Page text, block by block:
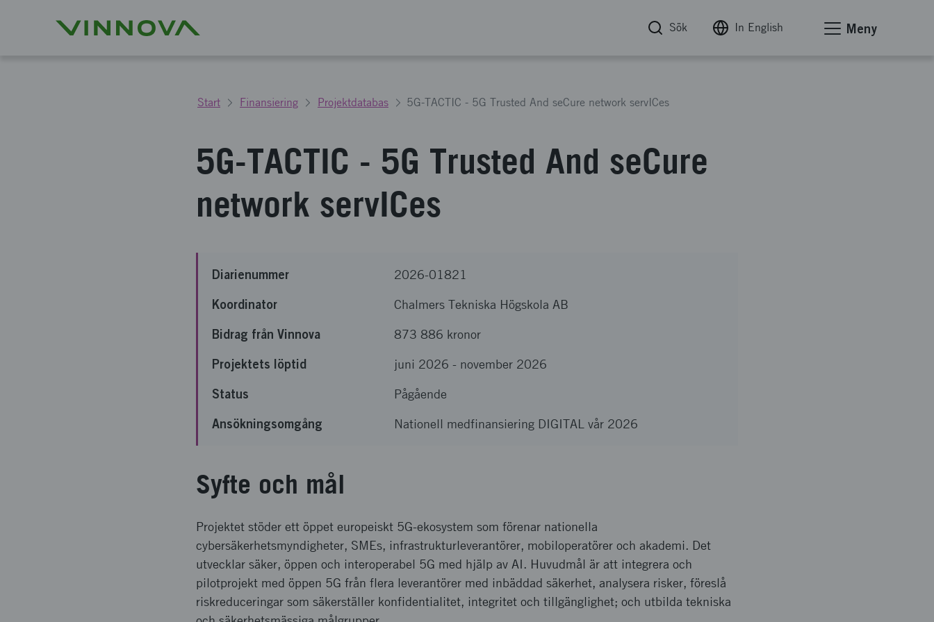
Sök In English Meny
Start Finansiering Projektdatabas 5G-TACTIC - 5G Trusted And seCure network servICes
5G-TACTIC - 5G Trusted And seCure
network servICes
Diarienummer 2026-01821
Koordinator Chalmers Tekniska Högskola AB
Bidrag från Vinnova 873 886 kronor
Projektets löptid juni 2026 - november 2026
Status Pågående
Ansökningsomgång Nationell medfinansiering DIGITAL vår 2026
Syfte och mål
Projektet stöder ett öppet europeiskt 5G-ekosystem som förenar nationella
cybersäkerhetsmyndigheter, SMEs, infrastrukturleverantörer, mobiloperatörer och akademi. Det
utvecklar säker, öppen och interoperabel 5G med hjälp av AI. Huvudmål är att integrera och
pilotprojekt med öppen 5G från flera leverantörer med inbäddad säkerhet, analysera risker, föreslå
riskreduceringar som säkerställer konfidentialitet, integritet och tillgänglighet; och utbilda tekniska